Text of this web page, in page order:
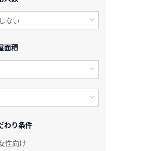
面積
わり条件
性向け